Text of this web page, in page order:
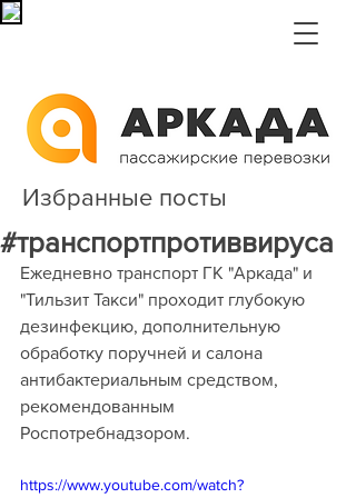
Избранные посты
#транспортпротиввируса
Ежедневно транспорт ГК "Аркада" и
"Тильзит Такси" проходит глубокую
дезинфекцию, дополнительную
обработку поручней и салона
антибактериальным средством,
рекомендованным
Роспотребнадзором.
https://www.youtube.com/watch?